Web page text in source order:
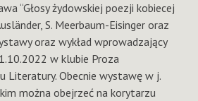
“Głosy żydowskiej poezji kobiecej
S. Meerbaum-Eisinger oraz
oraz wykład wprowadzający
w klubie Proza
Literatury. Obecnie wystawę w j.
można obejrzeć na korytarzu